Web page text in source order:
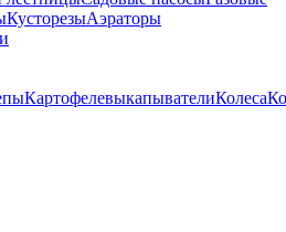
КусторезыАэраторы
КартофелевыкапывателиКолеса